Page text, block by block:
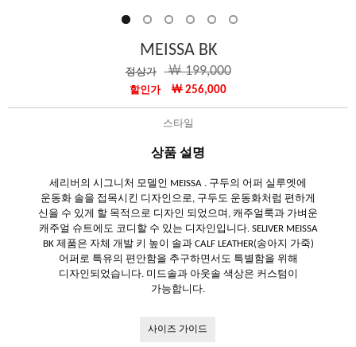
MEISSA BK
정상가 ￦ 199,000
할인가 ￦ 256,000
스타일
상품 설명
세리버의 시그니처 모델인 MEISSA . 구두의 어퍼 실루엣에
운동화 솔을 접목시킨 디자인으로, 구두도 운동화처럼 편하게
신을 수 있게 할 목적으로 디자인 되었으며, 캐주얼룩과 가벼운
캐주얼 슈트에도 코디할 수 있는 디자인입니다. SELIVER MEISSA
BK 제품은 자체 개발 키 높이 솔과 CALF LEATHER(송아지 가죽)
어퍼로 특유의 편안함을 추구하면서도 특별함을 위해
디자인되었습니다. 미드솔과 아웃솔 색상은 커스텀이
가능합니다.
사이즈 가이드